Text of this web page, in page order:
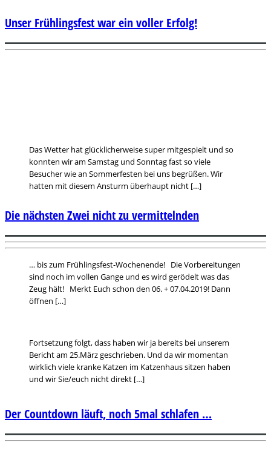
Das Wetter hat glücklicherweise super mitgespielt und so
konnten wir am Samstag und Sonntag fast so viele
Besucher wie an Sommerfesten bei uns begrüßen. Wir
hatten mit diesem Ansturm überhaupt nicht […]
Unser Frühlingsfest war ein voller Erfolg!
Fortsetzung folgt, dass haben wir ja bereits bei unserem
Bericht am 25.März geschrieben. Und da wir momentan
wirklich viele kranke Katzen im Katzenhaus sitzen haben
und wir Sie/euch nicht direkt […]
Die nächsten Zwei nicht zu vermittelnden
… bis zum Frühlingsfest-Wochenende! Die Vorbereitungen
sind noch im vollen Gange und es wird gerödelt was das
Zeug hält! Merkt Euch schon den 06. + 07.04.2019! Dann
öffnen […]
Der Countdown läuft, noch 5mal schlafen …